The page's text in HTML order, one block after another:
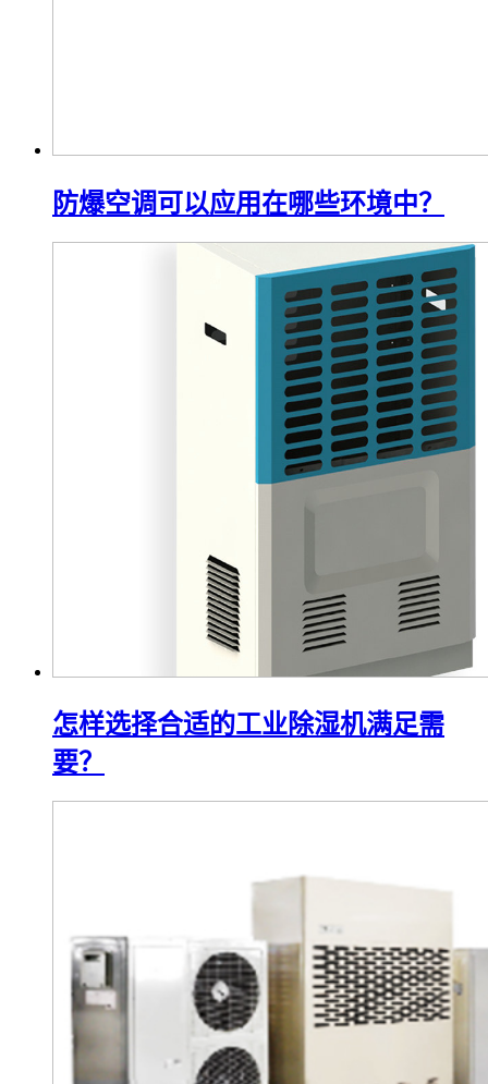
防爆空调可以应用在哪些环境中？
怎样选择合适的工业除湿机满足需
要？